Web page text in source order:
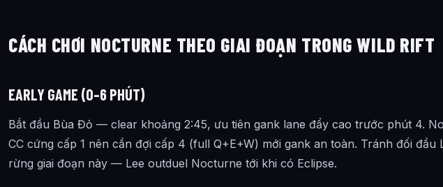
CÁCH CHƠI NOCTURNE THEO GIAI ĐOẠN TRONG WILD RIFT
EARLY GAME (0–6 PHÚT)
Bắt đầu Bùa Đỏ — clear khoảng 2:45, ưu tiên gank lane đẩy cao trước phút 4.
CC cứng cấp 1 nên cần đợi cấp 4 (full Q+E+W) mới gank an toàn. Tránh đối đầu
rừng giai đoạn này — Lee outduel Nocturne tới khi có Eclipse.